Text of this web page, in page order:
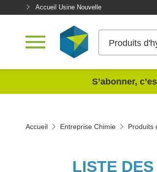
Accueil Usine Nouvelle
Produits
S’abonner,
Accueil Entreprise Chimie Produits
LISTE